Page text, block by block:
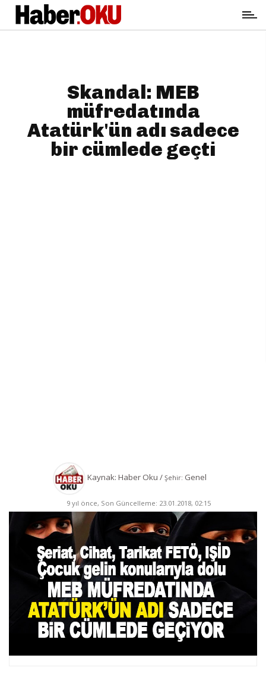
Skandal: MEB
müfredatında
Atatürk'ün adı sadece
bir cümlede geçti
Kaynak: Haber Oku / Şehir: Genel
9 yıl önce, Son Güncelleme: 23.01.2018, 02:15